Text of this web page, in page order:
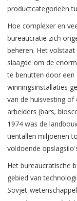
productcategorieën
Hoe complexer en
bureaucratie zich
beheren. Het volstaat
slaagde om de
te benutten door een
winningsinstallaties
van de huisvesting
arbeiders (bars,
1974 was de
tientallen miljoenen
voldoende
Het bureaucratische
gebied van
Sovjet-